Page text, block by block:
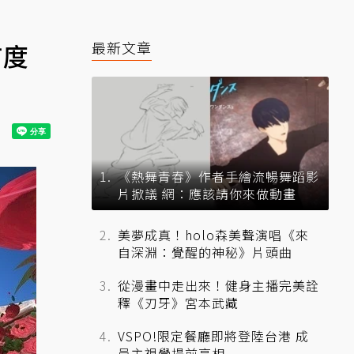
最新文章
《熱舞青春》作者手繪流暢舞蹈影
片掀議 網：應該請你來做動畫
美夢成真！holo森美聲演唱《來
自深淵：覺醒的神秘》片頭曲
從漫畫中走出來！健身主播完美詮
釋《刃牙》宮本武藏
VSPO!限定餐廳即將登陸台港 成